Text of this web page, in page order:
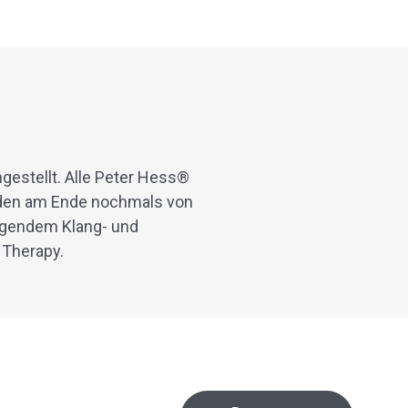
Alle Peter Hess®
am Ende nochmals von
Klang- und